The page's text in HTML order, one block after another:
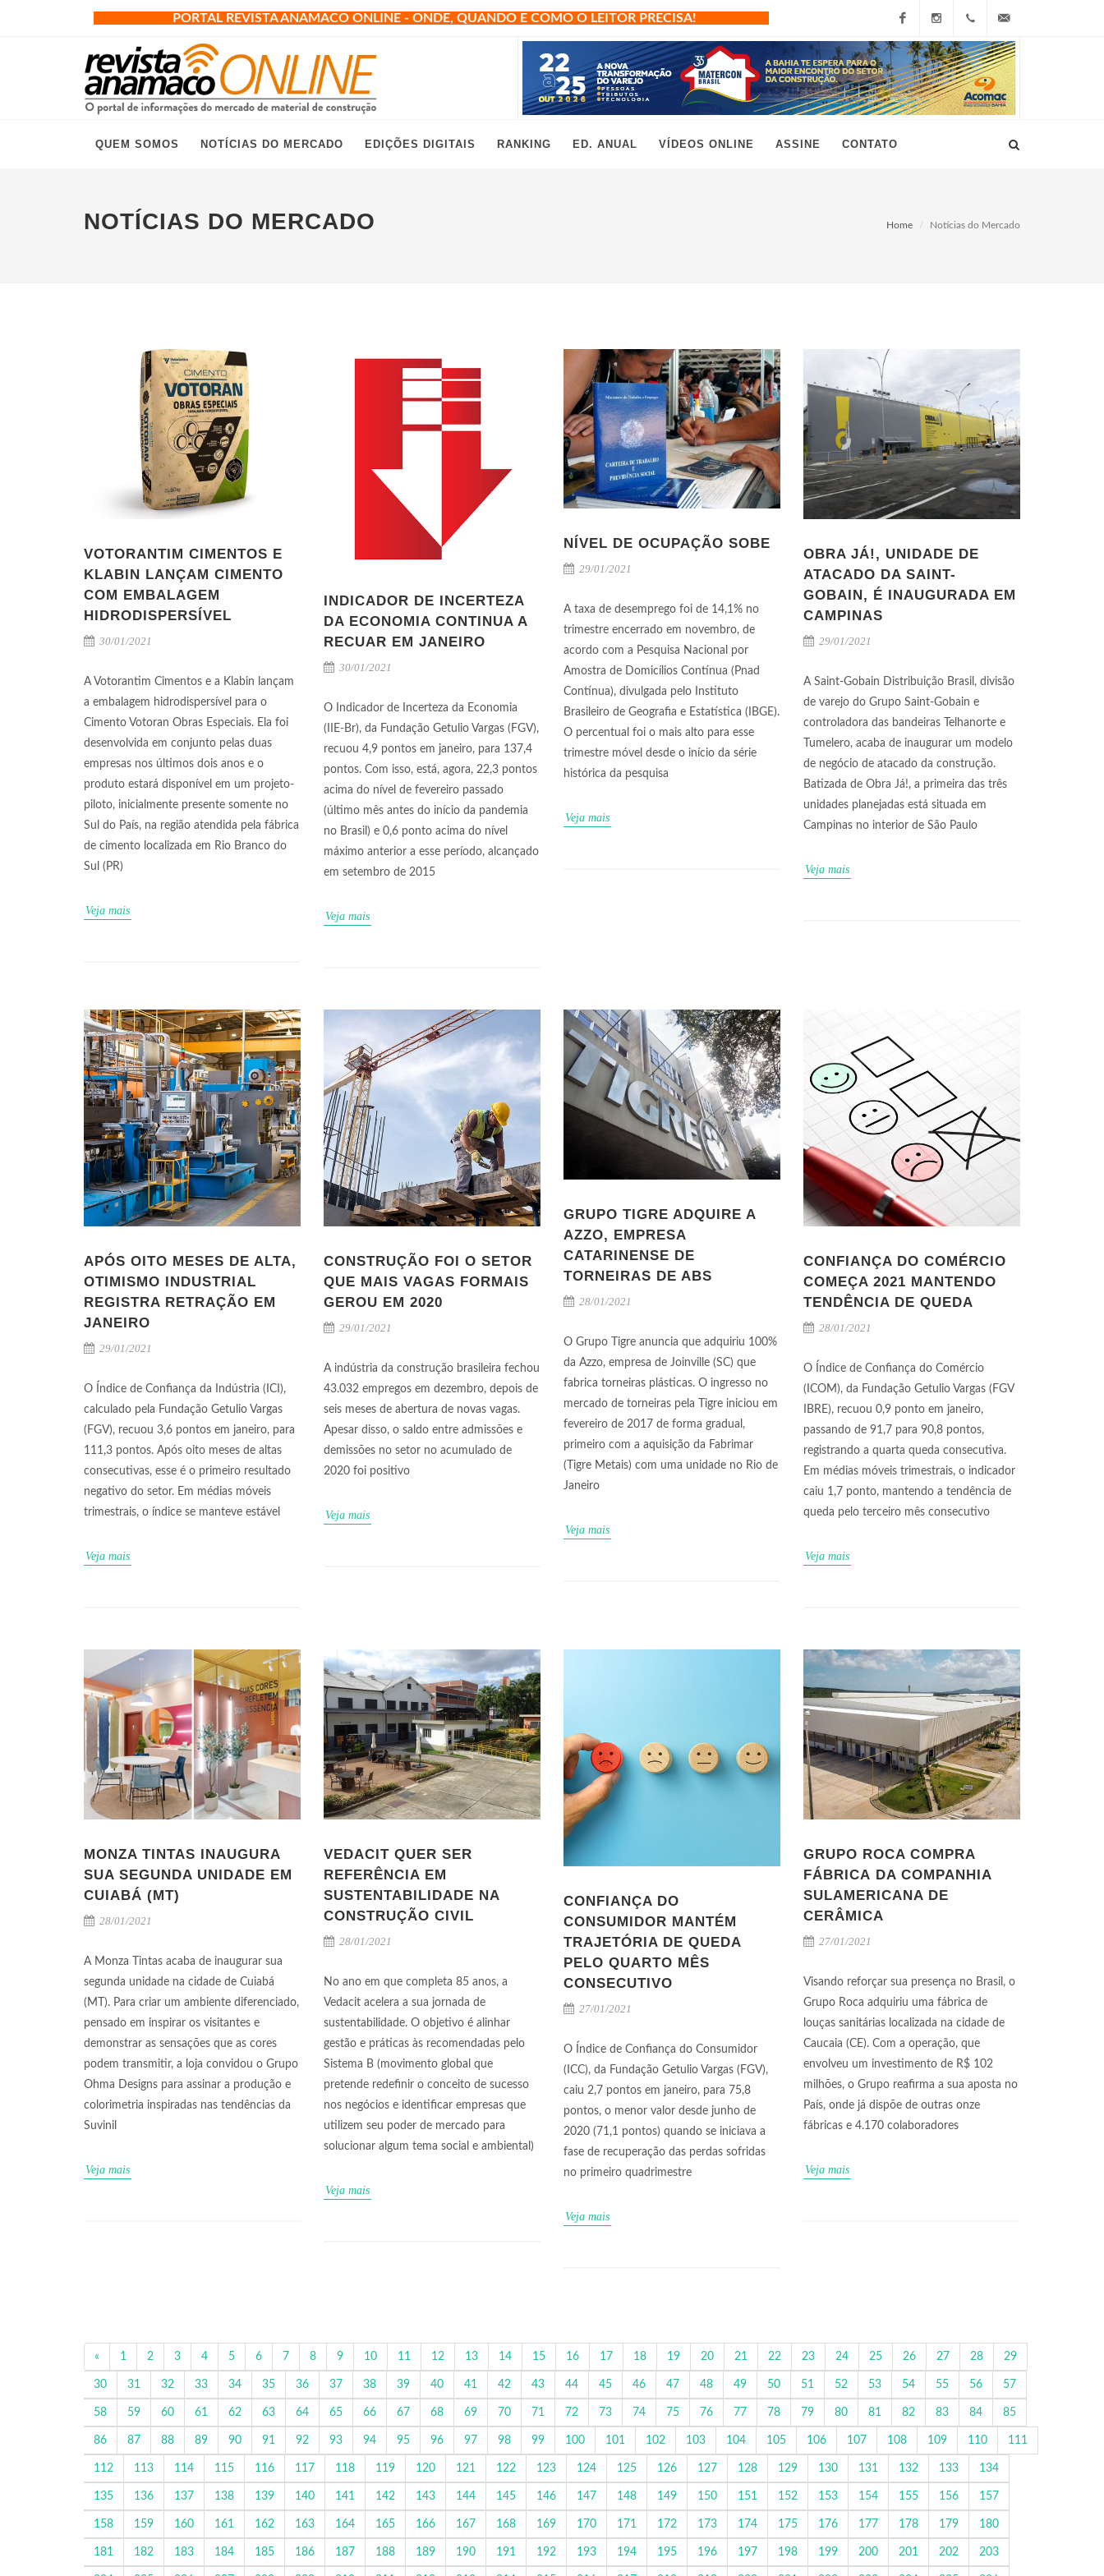
PORTAL REVISTA ANAMACO ONLINE - ONDE, QUANDO E COMO O LEITOR PRECISA!
FacebookInstagram
+55
(11)
grau10@grau10.com.br
QUEM SOMOS NOTÍCIAS DO MERCADO EDIÇÕES DIGITAIS RANKING ED. ANUAL VÍDEOS ONLINE ASSINE CONTATO
NOTÍCIAS DO MERCADO Home Notícias do Mercado
VOTORANTIM CIMENTOS E
KLABIN LANÇAM CIMENTO
COM EMBALAGEM
HIDRODISPERSÍVEL
30/01/2021
A Votorantim Cimentos e a Klabin lançam
a embalagem hidrodispersível para o
Cimento Votoran Obras Especiais. Ela foi
desenvolvida em conjunto pelas duas
empresas nos últimos dois anos e o
produto estará disponível em um projeto-
piloto, inicialmente presente somente no
Sul do País, na região atendida pela fábrica
de cimento localizada em Rio Branco do
Sul (PR)
Veja mais
INDICADOR DE INCERTEZA
DA ECONOMIA CONTINUA A
RECUAR EM JANEIRO
30/01/2021
O Indicador de Incerteza da Economia
(IIE-Br), da Fundação Getulio Vargas (FGV),
recuou 4,9 pontos em janeiro, para 137,4
pontos. Com isso, está, agora, 22,3 pontos
acima do nível de fevereiro passado
(último mês antes do início da pandemia
no Brasil) e 0,6 ponto acima do nível
máximo anterior a esse período, alcançado
em setembro de 2015
Veja mais
NÍVEL DE OCUPAÇÃO SOBE
29/01/2021
A taxa de desemprego foi de 14,1% no
trimestre encerrado em novembro, de
acordo com a Pesquisa Nacional por
Amostra de Domicílios Contínua (Pnad
Contínua), divulgada pelo Instituto
Brasileiro de Geografia e Estatística (IBGE).
O percentual foi o mais alto para esse
trimestre móvel desde o início da série
histórica da pesquisa
Veja mais
OBRA JÁ!, UNIDADE DE
ATACADO DA SAINT-
GOBAIN, É INAUGURADA EM
CAMPINAS
29/01/2021
A Saint-Gobain Distribuição Brasil, divisão
de varejo do Grupo Saint-Gobain e
controladora das bandeiras Telhanorte e
Tumelero, acaba de inaugurar um modelo
de negócio de atacado da construção.
Batizada de Obra Já!, a primeira das três
unidades planejadas está situada em
Campinas no interior de São Paulo
Veja mais
APÓS OITO MESES DE ALTA,
OTIMISMO INDUSTRIAL
REGISTRA RETRAÇÃO EM
JANEIRO
29/01/2021
O Índice de Confiança da Indústria (ICI),
calculado pela Fundação Getulio Vargas
(FGV), recuou 3,6 pontos em janeiro, para
111,3 pontos. Após oito meses de altas
consecutivas, esse é o primeiro resultado
negativo do setor. Em médias móveis
trimestrais, o índice se manteve estável
Veja mais
CONSTRUÇÃO FOI O SETOR
QUE MAIS VAGAS FORMAIS
GEROU EM 2020
29/01/2021
A indústria da construção brasileira fechou
43.032 empregos em dezembro, depois de
seis meses de abertura de novas vagas.
Apesar disso, o saldo entre admissões e
demissões no setor no acumulado de
2020 foi positivo
Veja mais
GRUPO TIGRE ADQUIRE A
AZZO, EMPRESA
CATARINENSE DE
TORNEIRAS DE ABS
28/01/2021
O Grupo Tigre anuncia que adquiriu 100%
da Azzo, empresa de Joinville (SC) que
fabrica torneiras plásticas. O ingresso no
mercado de torneiras pela Tigre iniciou em
fevereiro de 2017 de forma gradual,
primeiro com a aquisição da Fabrimar
(Tigre Metais) com uma unidade no Rio de
Janeiro
Veja mais
CONFIANÇA DO COMÉRCIO
COMEÇA 2021 MANTENDO
TENDÊNCIA DE QUEDA
28/01/2021
O Índice de Confiança do Comércio
(ICOM), da Fundação Getulio Vargas (FGV
IBRE), recuou 0,9 ponto em janeiro,
passando de 91,7 para 90,8 pontos,
registrando a quarta queda consecutiva.
Em médias móveis trimestrais, o indicador
caiu 1,7 ponto, mantendo a tendência de
queda pelo terceiro mês consecutivo
Veja mais
MONZA TINTAS INAUGURA
SUA SEGUNDA UNIDADE EM
CUIABÁ (MT)
28/01/2021
A Monza Tintas acaba de inaugurar sua
segunda unidade na cidade de Cuiabá
(MT). Para criar um ambiente diferenciado,
pensado em inspirar os visitantes e
demonstrar as sensações que as cores
podem transmitir, a loja convidou o Grupo
Ohma Designs para assinar a produção e
colorimetria inspiradas nas tendências da
Suvinil
Veja mais
VEDACIT QUER SER
REFERÊNCIA EM
SUSTENTABILIDADE NA
CONSTRUÇÃO CIVIL
28/01/2021
No ano em que completa 85 anos, a
Vedacit acelera a sua jornada de
sustentabilidade. O objetivo é alinhar
gestão e práticas às recomendadas pelo
Sistema B (movimento global que
pretende redefinir o conceito de sucesso
nos negócios e identificar empresas que
utilizem seu poder de mercado para
solucionar algum tema social e ambiental)
Veja mais
CONFIANÇA DO
CONSUMIDOR MANTÉM
TRAJETÓRIA DE QUEDA
PELO QUARTO MÊS
CONSECUTIVO
27/01/2021
O Índice de Confiança do Consumidor
(ICC), da Fundação Getulio Vargas (FGV),
caiu 2,7 pontos em janeiro, para 75,8
pontos, o menor valor desde junho de
2020 (71,1 pontos) quando se iniciava a
fase de recuperação das perdas sofridas
no primeiro quadrimestre
Veja mais
GRUPO ROCA COMPRA
FÁBRICA DA COMPANHIA
SULAMERICANA DE
CERÂMICA
27/01/2021
Visando reforçar sua presença no Brasil, o
Grupo Roca adquiriu uma fábrica de
louças sanitárias localizada na cidade de
Caucaia (CE). Com a operação, que
envolveu um investimento de R$ 102
milhões, o Grupo reafirma a sua aposta no
País, onde já dispõe de outras onze
fábricas e 4.170 colaboradores
Veja mais
« 1 2 3 4 5 6 7 8 9 10 11 12 13 14 15 16 17 18 19 20 21 22 23 24 25 26 27 28 29
30 31 32 33 34 35 36 37 38 39 40 41 42 43 44 45 46 47 48 49 50 51 52 53 54 55 56 57
58 59 60 61 62 63 64 65 66 67 68 69 70 71 72 73 74 75 76 77 78 79 80 81 82 83 84 85
86 87 88 89 90 91 92 93 94 95 96 97 98 99 100 101 102 103 104 105 106 107 108 109 110 111
112 113 114 115 116 117 118 119 120 121 122 123 124 125 126 127 128 129 130 131 132 133 134
135 136 137 138 139 140 141 142 143 144 145 146 147 148 149 150 151 152 153 154 155 156 157
158 159 160 161 162 163 164 165 166 167 168 169 170 171 172 173 174 175 176 177 178 179 180
181 182 183 184 185 186 187 188 189 190 191 192 193 194 195 196 197 198 199 200 201 202 203